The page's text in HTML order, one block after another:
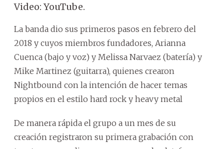
Video: YouTube.
La banda dio sus primeros pasos en febrero del
2018 y cuyos miembros fundadores, Arianna
Cuenca (bajo y voz) y Melissa Narvaez (batería) y
Mike Martinez (guitarra), quienes crearon
Nightbound con la intención de hacer temas
propios en el estilo hard rock y heavy metal
De manera rápida el grupo a un mes de su
creación registraron su primera grabación con